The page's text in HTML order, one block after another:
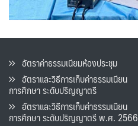
อัตราค่าธรรมเนียมห้องประชุม
อัตราและวิธีการเก็บค่าธรรมเนียน
การศึกษา ระดับปริญญาตรี
อัตราและวิธีการเก็บค่าธรรมเนียน
การศึกษา ระดับปริญญาตรี พ.ศ. 2566